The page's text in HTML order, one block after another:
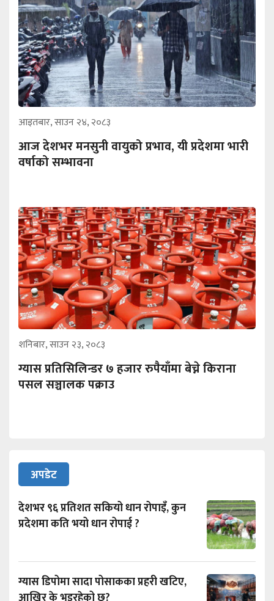
आइतबार, साउन २४, २०८३
आज देशभर मनसुनी वायुको प्रभाव, यी प्रदेशमा भारी
वर्षाको सम्भावना
शनिबार, साउन २३, २०८३
ग्यास प्रतिसिलिन्डर ७ हजार रुपैयाँमा बेच्ने किराना
पसल सञ्चालक पक्राउ
अपडेट
देशभर ९६ प्रतिशत सकियो धान रोपाइँ, कुन
प्रदेशमा कति भयो धान रोपाई ?
ग्यास डिपोमा सादा पोसाकका प्रहरी खटिए,